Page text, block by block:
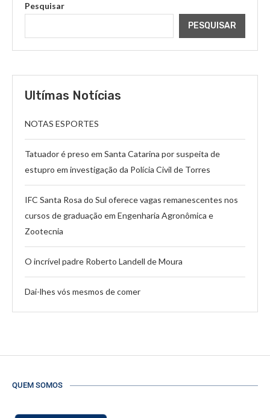
Pesquisar
PESQUISAR
Ultímas Notícias
NOTAS ESPORTES
Tatuador é preso em Santa Catarina por suspeita de
estupro em investigação da Polícia Civil de Torres
IFC Santa Rosa do Sul oferece vagas remanescentes nos
cursos de graduação em Engenharia Agronômica e
Zootecnia
O incrível padre Roberto Landell de Moura
Dai-lhes vós mesmos de comer
QUEM SOMOS